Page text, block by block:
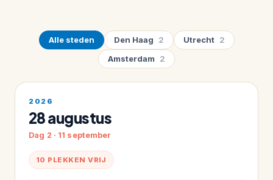
Alle steden Den Haag 2 Utrecht 2
Amsterdam
2
2026
28 augustus
Dag 2 · 11 september
10 PLEKKEN VRIJ